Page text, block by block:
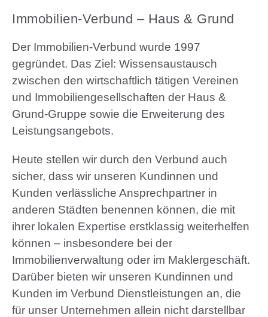
Immobilien-Verbund – Haus & Grund
Der Immobilien-Verbund wurde 1997
gegründet. Das Ziel: Wissensaustausch
zwischen den wirtschaftlich tätigen Vereinen
und Immobiliengesellschaften der Haus &
Grund-Gruppe sowie die Erweiterung des
Leistungsangebots.
Heute stellen wir durch den Verbund auch
sicher, dass wir unseren Kundinnen und
Kunden verlässliche Ansprechpartner in
anderen Städten benennen können, die mit
ihrer lokalen Expertise erstklassig weiterhelfen
können – insbesondere bei der
Immobilienverwaltung oder im Maklergeschäft.
Darüber bieten wir unseren Kundinnen und
Kunden im Verbund Dienstleistungen an, die
für unser Unternehmen allein nicht darstellbar